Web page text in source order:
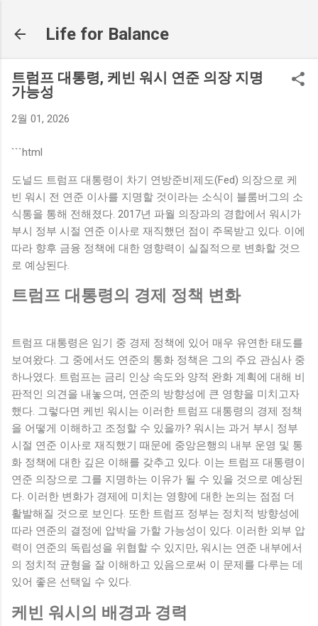
Life for Balance
트럼프 대통령, 케빈 워시 연준 의장 지명
가능성
2월 01, 2026
```html
도널드 트럼프 대통령이 차기 연방준비제도(Fed) 의장으로 케
빈 워시 전 연준 이사를 지명할 것이라는 소식이 블룸버그의 소
식통을 통해 전해졌다. 2017년 파월 의장과의 경합에서 워시가
부시 정부 시절 연준 이사로 재직했던 점이 주목받고 있다. 이에
따라 향후 금융 정책에 대한 영향력이 실질적으로 변화할 것으
로 예상된다.
트럼프 대통령의 경제 정책 변화
트럼프 대통령은 임기 중 경제 정책에 있어 매우 유연한 태도를
보여왔다. 그 중에서도 연준의 통화 정책은 그의 주요 관심사 중
하나였다. 트럼프는 금리 인상 속도와 양적 완화 계획에 대해 비
판적인 의견을 내놓으며, 연준의 방향성에 큰 영향을 미치고자
했다. 그렇다면 케빈 워시는 이러한 트럼프 대통령의 경제 정책
을 어떻게 이해하고 조정할 수 있을까? 워시는 과거 부시 정부
시절 연준 이사로 재직했기 때문에 중앙은행의 내부 운영 및 통
화 정책에 대한 깊은 이해를 갖추고 있다. 이는 트럼프 대통령이
연준 의장으로 그를 지명하는 이유가 될 수 있을 것으로 예상된
다. 이러한 변화가 경제에 미치는 영향에 대한 논의는 점점 더
활발해질 것으로 보인다. 또한 트럼프 정부는 정치적 방향성에
따라 연준의 결정에 압박을 가할 가능성이 있다. 이러한 외부 압
력이 연준의 독립성을 위협할 수 있지만, 워시는 연준 내부에서
의 정치적 균형을 잘 이해하고 있음으로써 이 문제를 다루는 데
있어 좋은 선택일 수 있다.
케빈 워시의 배경과 경력